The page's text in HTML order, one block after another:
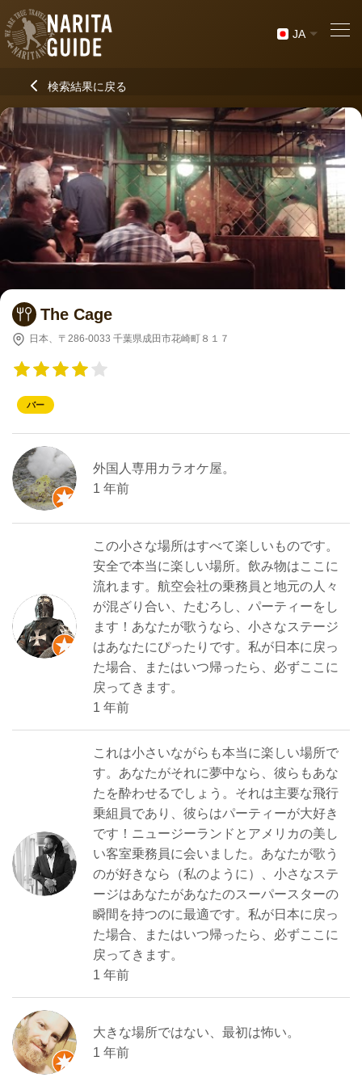
JA
検索結果に戻る
The Cage
日本、〒286-0033 千葉県成田市花崎町８１７
バー
外国人専用カラオケ屋。
1 年前
この小さな場所はすべて楽しいものです。
安全で本当に楽しい場所。飲み物はここに
流れます。航空会社の乗務員と地元の人々
が混ざり合い、たむろし、パーティーをし
ます！あなたが歌うなら、小さなステージ
はあなたにぴったりです。私が日本に戻っ
た場合、またはいつ帰ったら、必ずここに
戻ってきます。
1 年前
これは小さいながらも本当に楽しい場所で
す。あなたがそれに夢中なら、彼らもあな
たを酔わせるでしょう。それは主要な飛行
乗組員であり、彼らはパーティーが大好き
です！ニュージーランドとアメリカの美し
い客室乗務員に会いました。あなたが歌う
のが好きなら（私のように）、小さなステ
ージはあなたがあなたのスーパースターの
瞬間を持つのに最適です。私が日本に戻っ
た場合、またはいつ帰ったら、必ずここに
戻ってきます。
1 年前
大きな場所ではない、最初は怖い。
1 年前